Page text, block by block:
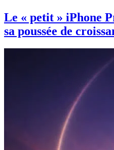
Le « petit » iPhone
sa poussée de